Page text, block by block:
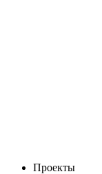
Проекты